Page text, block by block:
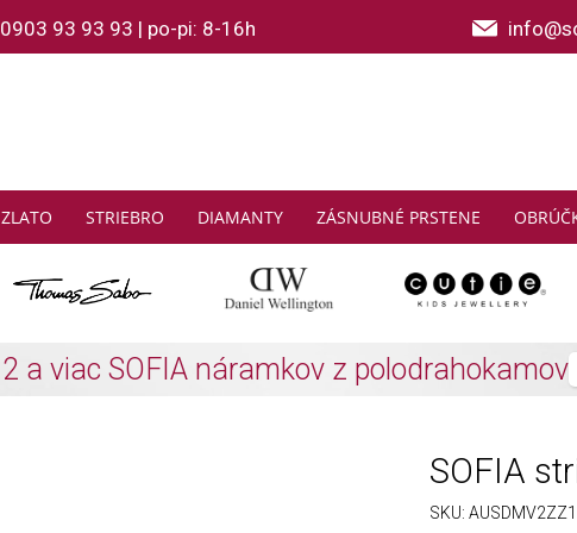
0903 93 93 93 | po-pi: 8-16h
ZLATO STRIEBRO DIAMANTY ZÁSNUBNÉ PRSTENE
THOMAS SABO: Zbierajte a ušetrite Zistiť viac
SOFIA
SKU: